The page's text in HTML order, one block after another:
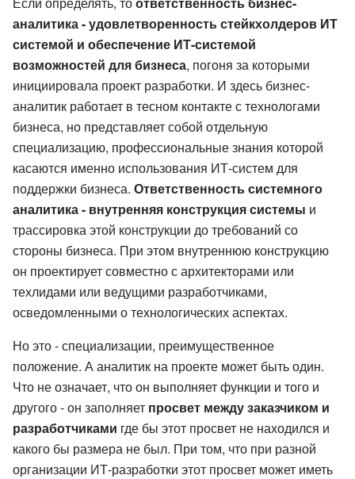
аналитика - удовлетворенность стейкхолдеров ИТ
системой и обеспечение ИТ-системой
возможностей для бизнеса, погоня за которыми
инициировала проект разработки. И здесь бизнес-
аналитик работает в тесном контакте с технологами
бизнеса, но представляет собой отдельную
специализацию, профессиональные знания которой
касаются именно использования ИТ-систем для
поддержки бизнеса. Ответственность системного
аналитика - внутренняя конструкция системы и
трассировка этой конструкции до требований со
стороны бизнеса. При этом внутреннюю конструкцию
он проектирует совместно с архитекторами или
техлидами или ведущими разработчиками,
осведомленными о технологических аспектах.
Но это - специализации, преимущественное
положение. А аналитик на проекте может быть один.
Что не означает, что он выполняет функции и того и
другого - он заполняет просвет между заказчиком и
разработчиками где бы этот просвет не находился и
какого бы размера не был. При том, что при разной
организации ИТ-разработки этот просвет может иметь